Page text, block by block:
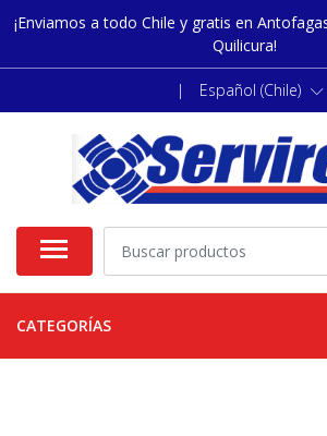
¡Enviamos a todo Chile y gratis en
Quilicura!
| Español (Chile)
CATEGORÍAS